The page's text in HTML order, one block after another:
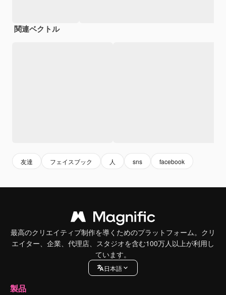
関連ベクトル
友達 フェイスブック 人 sns facebook
最高のクリエイティブ制作を導くためのプラットフォーム。クリ
エイター、企業、代理店、スタジオを含む100万人以上が利用し
ています。
日本語
製品